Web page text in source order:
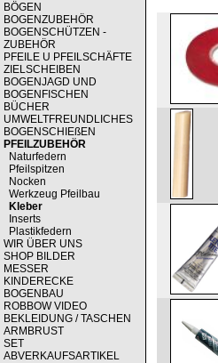
BÖGEN
BOGENZUBEHÖR
BOGENSCHÜTZEN -
ZUBEHÖR
PFEILE U PFEILSCHÄFTE
ZIELSCHEIBEN
BOGENJAGD UND
BOGENFISCHEN
BÜCHER
UMWELTFREUNDLICHES
BOGENSCHIEßEN
PFEILZUBEHÖR
Naturfedern
Pfeilspitzen
Nocken
Werkzeug Pfeilbau
Kleber
Inserts
Plastikfedern
WIR ÜBER UNS
SHOP BILDER
MESSER
KINDERECKE
BOGENBAU
ROBBOW VIDEO
BEKLEIDUNG / TASCHEN
ARMBRUST
SET
ABVERKAUFSARTIKEL